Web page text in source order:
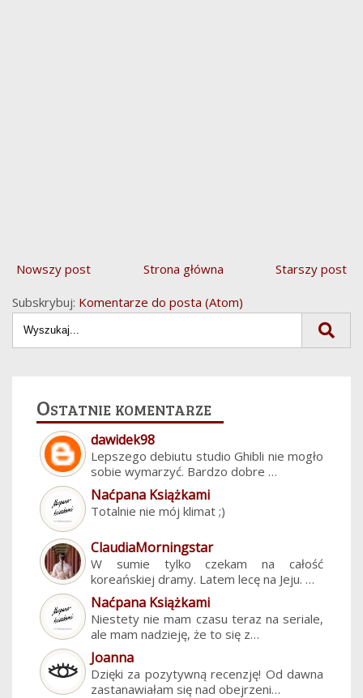
Nowszy post Starszy post
Strona główna
Subskrybuj: Komentarze do posta (Atom)
Ostatnie komentarze
dawidek98
Lepszego debiutu studio Ghibli nie mogło
sobie wymarzyć. Bardzo dobre …
Naćpana Książkami
Totalnie nie mój klimat ;)
ClaudiaMorningstar
W sumie tylko czekam na całość
koreańskiej dramy. Latem lecę na Jeju. …
Naćpana Książkami
Niestety nie mam czasu teraz na seriale,
ale mam nadzieję, że to się z…
Joanna
Dzięki za pozytywną recenzję! Od dawna
zastanawiałam się nad obejrzeni…